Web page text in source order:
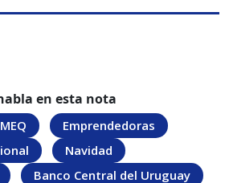
en esta nota
Emprendedoras
Navidad
Banco Central del Uruguay